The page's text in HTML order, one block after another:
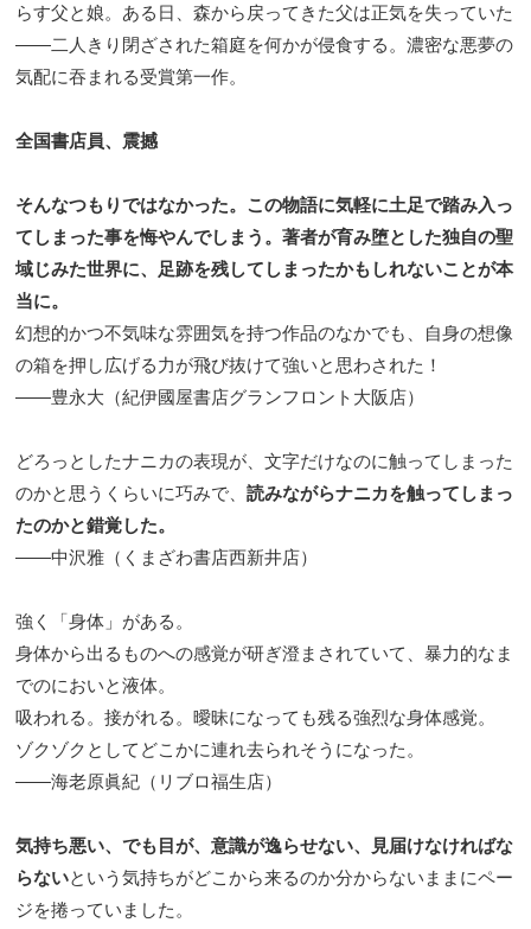
らす父と娘。ある日、森から戻ってきた父は正気を失っていた
――二人きり閉ざされた箱庭を何かが侵食する。濃密な悪夢の
気配に吞まれる受賞第一作。
全国書店員、震撼
そんなつもりではなかった。この物語に気軽に土足で踏み入っ
てしまった事を悔やんでしまう。著者が育み堕とした独自の聖
域じみた世界に、足跡を残してしまったかもしれないことが本
当に。
幻想的かつ不気味な雰囲気を持つ作品のなかでも、自身の想像
の箱を押し広げる力が飛び抜けて強いと思わされた！
――豊永大（紀伊國屋書店グランフロント大阪店）
どろっとしたナニカの表現が、文字だけなのに触ってしまった
のかと思うくらいに巧みで、読みながらナニカを触ってしまっ
たのかと錯覚した。
――中沢雅（くまざわ書店西新井店）
強く「身体」がある。
身体から出るものへの感覚が研ぎ澄まされていて、暴力的なま
でのにおいと液体。
吸われる。接がれる。曖昧になっても残る強烈な身体感覚。
ゾクゾクとしてどこかに連れ去られそうになった。
――海老原眞紀（リブロ福生店）
気持ち悪い、でも目が、意識が逸らせない、見届けなければな
らないという気持ちがどこから来るのか分からないままにペー
ジを捲っていました。